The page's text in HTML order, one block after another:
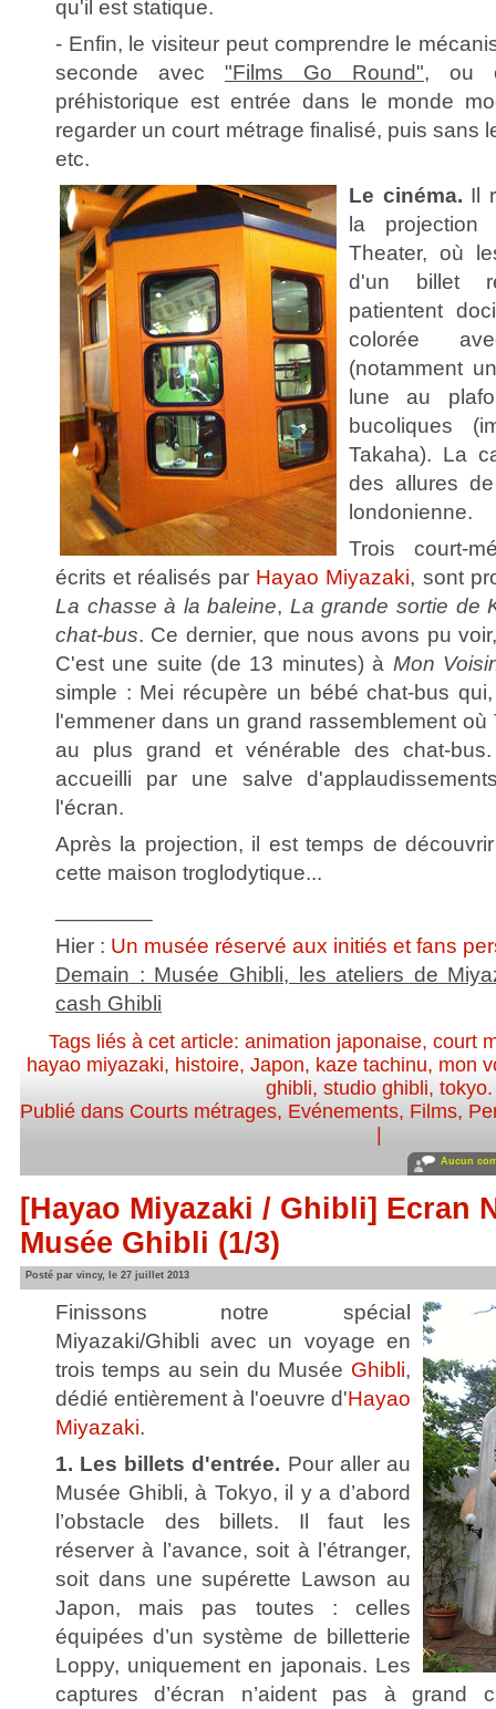
qu'il est statique.
- Enfin, le visiteur peut comprendre le
seconde avec "Films Go Round", ou
préhistorique est entrée dans le monde
regarder un court métrage finalisé, puis sans
etc.
Le cinéma. Il
la
Theater, où
d'un billet
patientent
colorée
(notamment
lune au
bucoliques
Takaha). La
des allures
londonienne.
Trois court-
écrits et réalisés par Hayao Miyazaki, sont
La chasse à la baleine, La grande sortie de
chat-bus. Ce dernier, que nous avons pu
C'est une suite (de 13 minutes) à Mon
simple : Mei récupère un bébé chat-bus
l'emmener dans un grand rassemblement où
au plus grand et vénérable des chat-
accueilli par une salve
l'écran.
Après la projection, il est temps de
cette maison troglodytique...
Hier : Un musée réservé aux initiés et fans
Demain : Musée Ghibli, les ateliers de
cash Ghibli
Tags liés à cet article:animation japonaise,court
hayao miyazaki, histoire,Japon, kaze tachinu, mon
ghibli,studio ghibli,tokyo.
Publié dans Courts métrages, Evénements, Films,
Aucun
[Hayao Miyazaki / Ghibli] Ecran
Musée Ghibli (1/3)
Posté par vincy, le 27 juillet 2013
Finissons notre spécial
Miyazaki/Ghibli avec un voyage en
trois temps au sein du Musée Ghibli,
dédié entièrement à l'oeuvre d'Hayao
Miyazaki.
1. Les billets d'entrée. Pour aller au
Musée Ghibli, à Tokyo, il y a d’abord
l’obstacle des billets. Il faut les
réserver à l’avance, soit à l’étranger,
soit dans une supérette Lawson au
Japon, mais pas toutes : celles
équipées d’un système de billetterie
Loppy, uniquement en japonais. Les
captures d’écran n’aident pas à grand